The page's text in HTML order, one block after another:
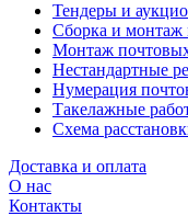
Тендеры и
Сборка и монтаж
Монтаж
Нестандартные
Нумерация
Такелажные
Схема
Доставка и оплата
О нас
Контакты